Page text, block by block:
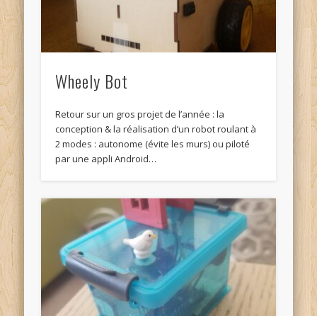
Wheely Bot
Retour sur un gros projet de l’année : la
conception & la réalisation d’un robot roulant à
2 modes : autonome (évite les murs) ou piloté
par une appli Android…